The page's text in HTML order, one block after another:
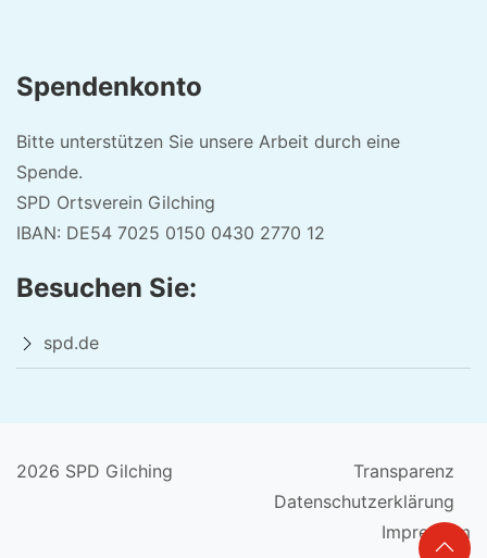
Spendenkonto
Bitte unterstützen Sie unsere Arbeit durch eine
Spende.
SPD Ortsverein Gilching
IBAN: DE54 7025 0150 0430 2770 12
Besuchen Sie:
spd.de
2026 SPD Gilching
Transparenz
Datenschutzerklärung
Impressum